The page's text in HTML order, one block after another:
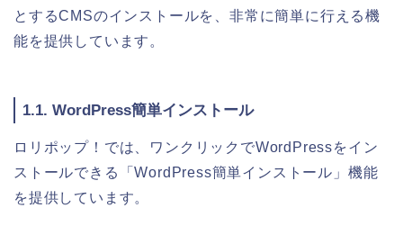
とするCMSのインストールを、非常に簡単に行える機
能を提供しています。
1.1. WordPress簡単インストール
ロリポップ！では、ワンクリックでWordPressをイン
ストールできる「WordPress簡単インストール」機能
を提供しています。